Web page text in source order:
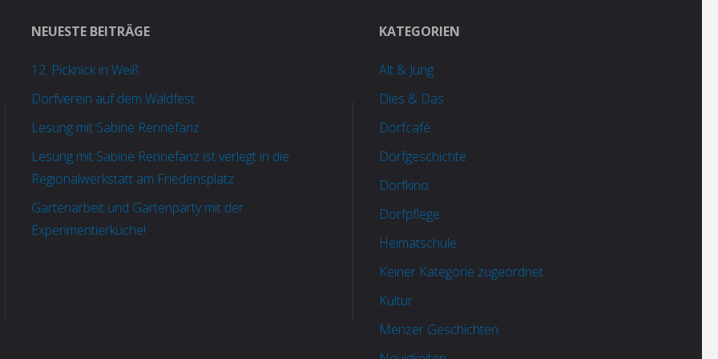
NEUESTE BEITRÄGE
12. Picknick in Weiß
Dorfverein auf dem Waldfest
Lesung mit Sabine Rennefanz
Lesung mit Sabine Rennefanz ist verlegt in die
Regionalwerkstatt am Friedensplatz
Gartenarbeit und Gartenparty mit der
Experimentierküche!
KATEGORIEN
Alt & Jung
Dies & Das
Dorfcafé
Dorfgeschichte
Dorfkino
Dorfpflege
Heimatschule
Keiner Kategorie zugeordnet
Kultur
Menzer Geschichten